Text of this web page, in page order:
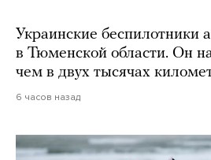
Украинские беспилотники
в Тюменской области. Он
чем в двух тысячах
6 часов назад